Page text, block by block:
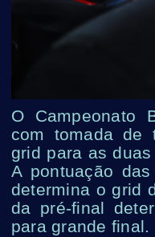
O Campeonato
com tomada de
grid para as
A pontuação
determina o grid
da pré-final
para grande final.